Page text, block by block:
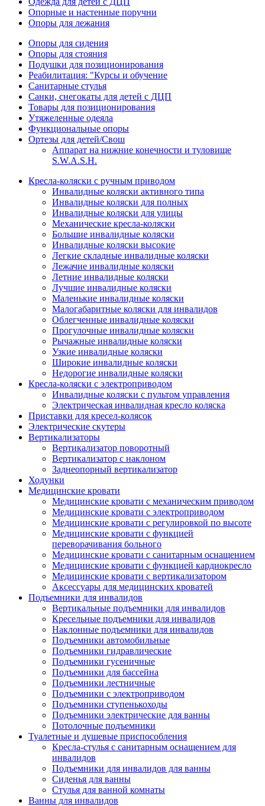
Опорные и настенные поручни
Опоры для лежания
Опоры для сидения
Опоры для стояния
Подушки для позиционирования
Реабилитация: "Курсы и обучение
Санитарные стулья
Санки, снегокаты для детей с ДЦП
Товары для позиционирования
Утяжеленные одеяла
Функциональные опоры
Ортезы для детей/Свош
Аппарат на нижние конечности и туловище
S.W.A.S.H.
Кресла-коляски с ручным приводом
Инвалидные коляски активного типа
Инвалидные коляски для полных
Инвалидные коляски для улицы
Механические кресла-коляски
Большие инвалидные коляски
Инвалидные коляски высокие
Легкие складные инвалидные коляски
Лежачие инвалидные коляски
Летние инвалидные коляски
Лучшие инвалидные коляски
Маленькие инвалидные коляски
Малогабаритные коляски для инвалидов
Облегченные инвалидные коляски
Прогулочные инвалидные коляски
Рычажные инвалидные коляски
Узкие инвалидные коляски
Широкие инвалидные коляски
Недорогие инвалидные коляски
Кресла-коляски с электроприводом
Инвалидные коляски с пультом управления
Электрическая инвалидная кресло коляска
Приставки для кресел-колясок
Электрические скутеры
Вертикализаторы
Вертикализатор поворотный
Вертикализатор с наклоном
Заднеопорный вертикализатор
Ходунки
Медицинские кровати
Медицинские кровати с механическим приводом
Медицинские кровати с электроприводом
Медицинские кровати с регулировкой по высоте
Медицинские кровати с функцией
переворачивания больного
Медицинские кровати с санитарным оснащением
Медицинские кровати с функцией кардиокресло
Медицинские кровати с вертикализатором
Аксессуары для медицинских кроватей
Подъемники для инвалидов
Вертикальные подъемники для инвалидов
Кресельные подъемники для инвалидов
Наклонные подъемники для инвалидов
Подъемники автомобильные
Подъемники гидравлические
Подъемники гусеничные
Подъемники для бассейна
Подъемники лестничные
Подъемники с электроприводом
Подъемники ступенькоходы
Подъемники электрические для ванны
Потолочные подъемники
Туалетные и душевые приспособления
Кресла-стулья с санитарным оснащением для
инвалидов
Подъемники для инвалидов для ванны
Сиденья для ванны
Стулья для ванной комнаты
Ванны для инвалидов